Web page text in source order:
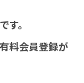
。
料会員登録が